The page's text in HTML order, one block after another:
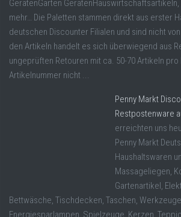
GerätenGarten
mehr… Die Paletten stammen direkt aus erster
deutschen Discounter Filialen und sind nicht
den Artikeln handelt es sich überwiegend aus
ungeprüften Retouren mit ca. 50-70 Artikeln pro
Artikelnummer nicht ...
Penny Markt
Restpostenware
erreichten uns
Penny Markt
Haushaltswaren
Massageliegen,
Gartenartikel,
Bettwäsche, Tischdecken, Taschen,
Energiesparlampen, Spielzeuge, Kerzen,